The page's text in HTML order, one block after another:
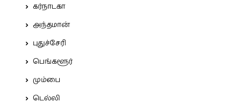
கர்நாடகா
அந்தமான்
புதுச்சேரி
பெங்களூர்
மும்பை
டெல்லி